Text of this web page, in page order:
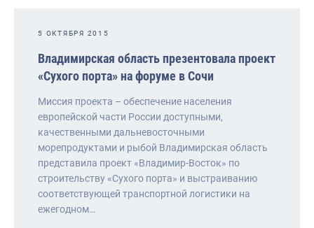
5 ОКТЯБРЯ 2015
Владимирская область презентовала проект
«Сухого порта» на форуме в Сочи
Миссия проекта – обеспечение населения
европейской части России доступными,
качественными дальневосточными
морепродуктами и рыбой Владимирская область
представила проект «Владимир-Восток» по
строительству «Сухого порта» и выстраиванию
соответствующей транспортной логистики на
ежегодном…